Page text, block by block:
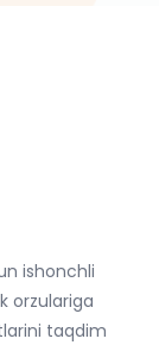
ishonchli
orzulariga
taqdim